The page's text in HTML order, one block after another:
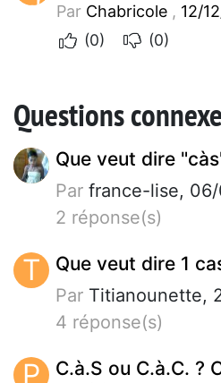
Par Chabricole , 12/
(0)
(0)
Questions
Que veut dire
Par france-lise,
2 réponse(s)
T Que veut dire 1
Par Titianounette,
4 réponse(s)
P
C.à.S ou C.à.C. ?